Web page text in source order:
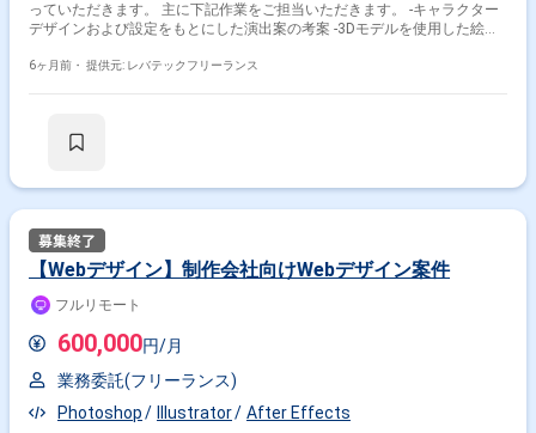
っていただきます。 主に下記作業をご担当いただきます。 -キャラクター
デザインおよび設定をもとにした演出案の考案 -3Dモデルを使用した絵コ
Effectsを用いた簡易的なエフェクト付け
6ヶ月前・ 提供元: レバテックフリーランス
【Webデザイン】制作会社向けWebデザイン案件
フルリモート
600,000円/月
業務委託(フリーランス)
Photoshop
Illustrator
After Effects